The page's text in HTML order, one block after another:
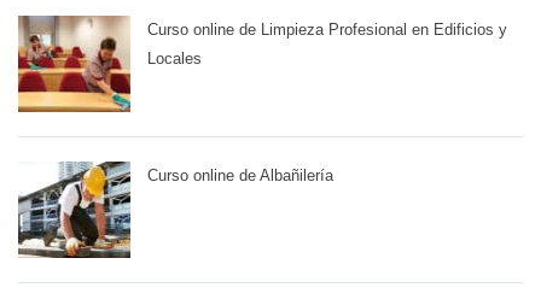
Curso online de Limpieza Profesional en Edificios y
Locales
Curso online de Albañilería